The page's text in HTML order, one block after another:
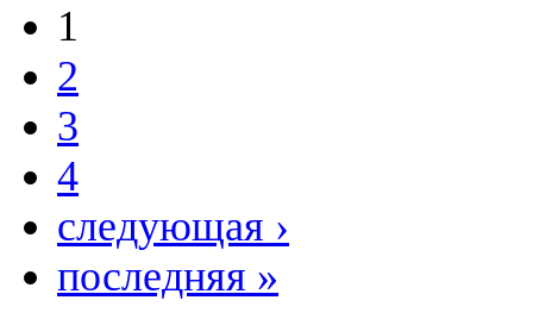
1
2
3
4
следующая ›
последняя »